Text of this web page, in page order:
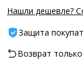
Нашли дешевле?
Защита
Возврат